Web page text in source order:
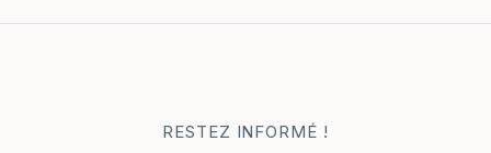
RESTEZ INFORMÉ !